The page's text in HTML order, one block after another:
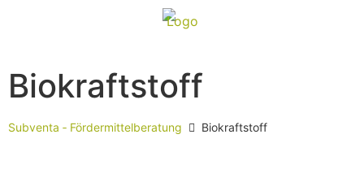
Biokraftstoff
Subventa ‐ Fördermittelberatung Biokraftstoff